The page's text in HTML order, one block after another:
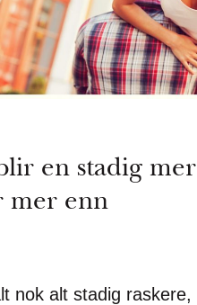
en stadig mer
mer enn
nok alt stadig raskere,